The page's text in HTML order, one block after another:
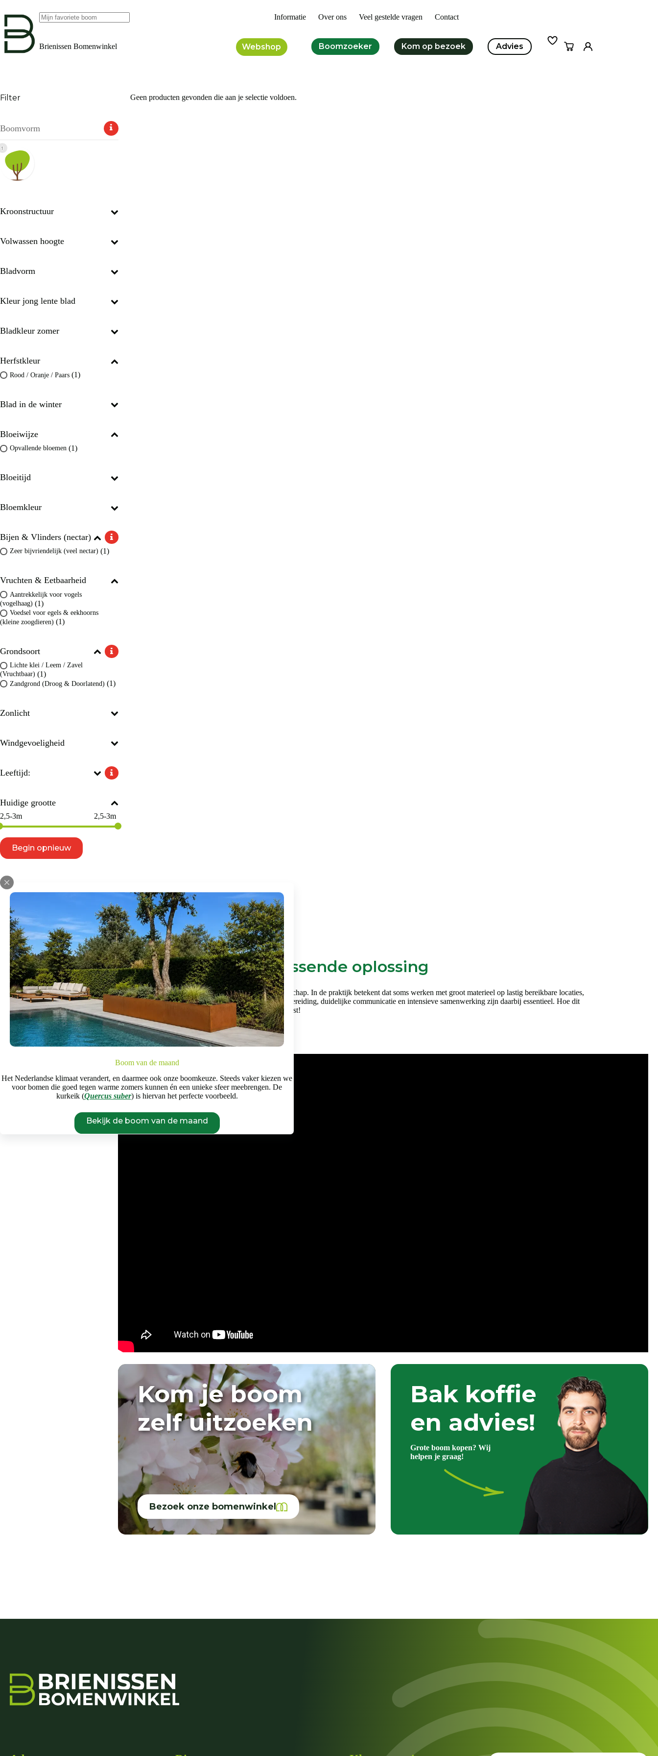
naar
inhoud
Boom van de maand
Het Nederlandse klimaat verandert, en daarmee ook onze boomkeuze. Steeds vaker kiezen we
voor bomen die goed tegen warme zomers kunnen én een unieke sfeer meebrengen. De
kurkeik (Quercus suber) is hiervan het perfecte voorbeeld.
Bekijk de boom van de maand
Informatie Over ons Veel gestelde vragen Contact
Brienissen Bomenwinkel Webshop Boomzoeker Kom op bezoek Advies Winkelwagen
Geen producten gevonden die aan je selectie voldoen.
Filter
Boomvorm
1
Kroonstructuur
Volwassen hoogte
Bladvorm
Kleur jong lente blad
Bladkleur zomer
Herfstkleur
Rood / Oranje / Paars (1)
Blad in de winter
Bloeiwijze
Opvallende bloemen (1)
Bloeitijd
Bloemkleur
Bijen & Vlinders (nectar)
Zeer bijvriendelijk (veel nectar) (1)
Vruchten & Eetbaarheid
Aantrekkelijk voor vogels
(vogelhaag) (1)
Voedsel voor egels & eekhoorns
(kleine zoogdieren) (1)
Grondsoort
Lichte klei / Leem / Zavel
(Vruchtbaar) (1)
Zandgrond (Droog & Doorlatend) (1)
Zonlicht
Windgevoeligheid
Leeftijd:
Huidige grootte
2,5-3m 2,5-3m
Begin opnieuw
Voor iedereen een passende oplossing
Grote, volwassen bomen aanplanten vraagt om vakmanschap. In de praktijk betekent dat soms werken met groot materieel op lastig bereikbare locaties,
zoals smalle straten in stedelijk gebied. Een goede voorbereiding, duidelijke communicatie en intensieve samenwerking zijn daarbij essentieel. Hoe dit
proces in zijn werk gaat? Dat zie je in het filmpje hiernaast!
Kom je boom
zelf uitzoeken
Bezoek onze bomenwinkel
Bak koffie
en advies!
Grote boom kopen? Wij
helpen je graag!